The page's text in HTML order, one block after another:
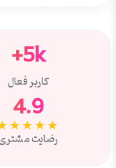
5k+
کاربر فعال
4.9
رضایت مشتری